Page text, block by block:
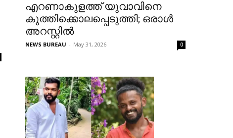
എറണാകുളത്ത് യുവാവിനെ
കുത്തിക്കൊലപ്പെടുത്തി; ഒരാള്‍
അറസ്റ്റില്‍
NEWS BUREAU - May 31, 2026 0